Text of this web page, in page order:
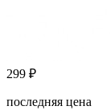
299 ₽
последняя цена